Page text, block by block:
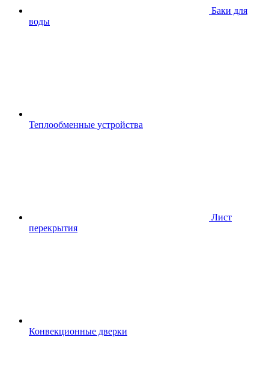
Баки для
воды
Теплообменные устройства
Лист
перекрытия
Конвекционные дверки